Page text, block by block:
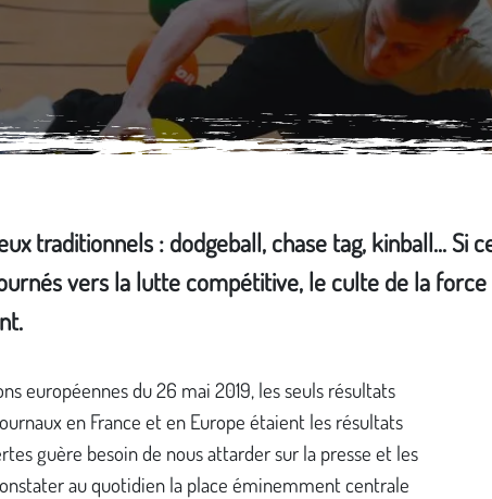
traditionnels : dodgeball, chase tag, kinball... Si
vers la lutte compétitive, le culte de la
européennes du 26 mai 2019, les seuls résultats
en France et en Europe étaient les résultats
guère besoin de nous attarder sur la presse et les
au quotidien la place éminemment centrale